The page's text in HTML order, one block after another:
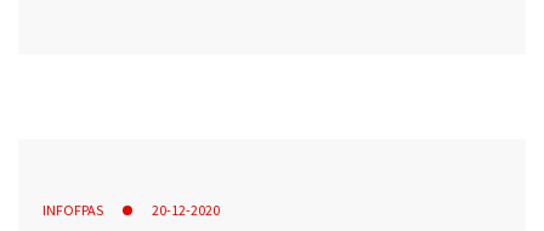
INFOFPAS 20-12-2020